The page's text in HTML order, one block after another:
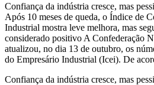
Confiança da indústria cresce, mas
Após 10 meses de queda, o Índice de
Industrial mostra leve melhora, mas
considerado positivo A Confederação
atualizou, no dia 13 de outubro, os
do Empresário Industrial (Icei). De
Confiança da indústria cresce, mas